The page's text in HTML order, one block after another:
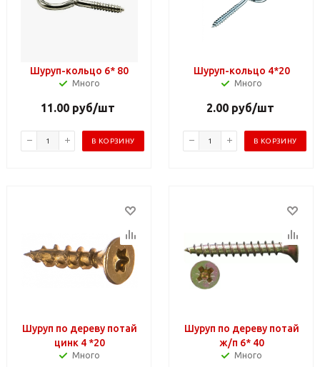
Шуруп-кольцо 6* 80
Много
11.00 руб/шт
В КОРЗИНУ
Шуруп-кольцо 4*20
Много
2.00руб/шт
В КОРЗИНУ
Шуруп по дереву потай
цинк 4 *20
Много
Шуруп по дереву потай
ж/п 6* 40
Много